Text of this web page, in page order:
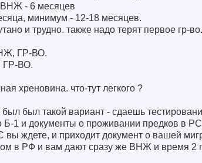
ВНЖ - 6 месяцев
минимум - 12-18 месяцев.
и трудно. также надо терят первое гр-во.
ГР-ВО.
ГР-ВО.
хреновина. что-тут легкого ?
был такой вариант - сдаешь
Б-1 и документы о проживании предков в
ждете, и приходит документ о вашей
в РФ и вам дают сразу же ВНЖ и время 2